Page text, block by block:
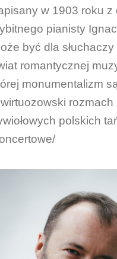
w 1903 roku z
pianisty
być dla
romantycznej
monumentalizm
rozmach
polskich